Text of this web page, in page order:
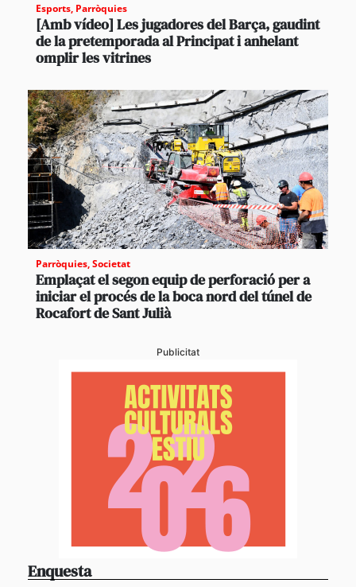
Esports, Parròquies
[Amb vídeo] Les jugadores del Barça, gaudint
de la pretemporada al Principat i anhelant
omplir les vitrines
Parròquies,Societat
Emplaçat el segon equip de perforació per a
iniciar el procés de la boca nord del túnel de
Rocafort de Sant Julià
Publicitat
Enquesta